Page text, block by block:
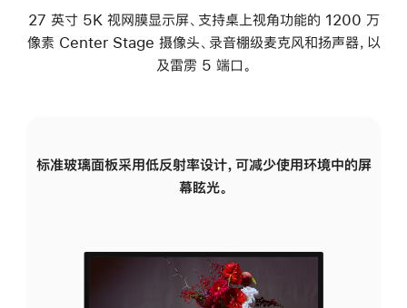
27 英寸 5K 视网膜显示屏、支持桌上视角功能的 1200 万
像素 Center Stage 摄像头、录音棚级麦克风和扬声器，以
及雷雳 5 端口。
标准玻璃面板采用低反射率设计，可减少使用环境中的屏
幕眩光。